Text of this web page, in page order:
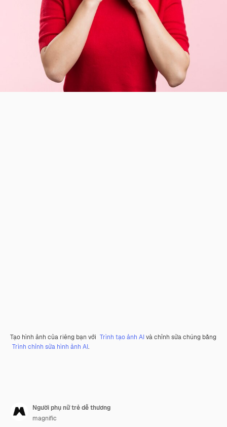
Tạo hình ảnh của riêng bạn với Trình tạo ảnh AIvà chỉnh sửa chúng bằng
Trình chỉnh sửa hình ảnh AI.
Người phụ nữ trẻ dễ thương
magnific